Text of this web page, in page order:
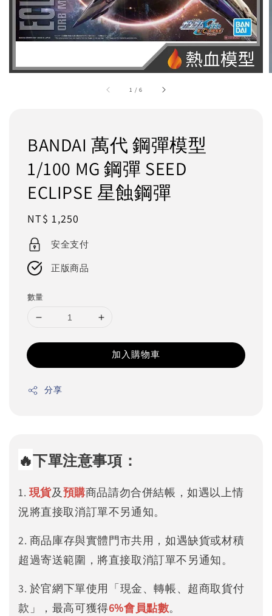
1 /6
BANDAI 萬代 鋼彈模型
1/100 MG 鋼彈 SEED
ECLIPSE 星蝕鋼彈
Regular
price
NT$ 1,250
安全支付
正版商品
數量
加入購物車
分享
🔥下單注意事項：
1. 現貨及預購商品請勿合併結帳，如遇以上情
況將直接取消訂單不另通知。
2. 商品庫存與實體門市共用，如遇缺貨或材積
超過寄送範圍，將直接取消訂單不另通知。
3. 於官網下單使用「現金、轉帳、超商取貨付
款」，最高可獲得6%會員點數。